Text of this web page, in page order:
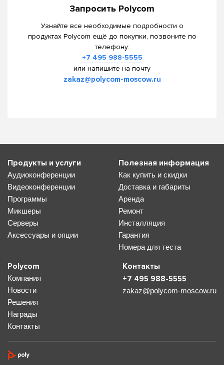
Запросить Polycom
Узнайте все необходимые подробности о
продуктах Polycom ещё до покупки, позвоните по
телефону:
+7 495 988-5555
или напишите на почту
zakaz@polycom-moscow.ru
Продукты и услуги
Аудиоконференции
Видеоконференции
Программы
Микшеры
Серверы
Аксессуары и опции
Полезная информация
Как купить и скидки
Доставка и габариты
Аренда
Ремонт
Инсталляция
Гарантия
Номера для теста
Polycom
Компания
Новости
Решения
Награды
Контакты
Контакты
+7 495 988-5555
zakaz@polycom-moscow.ru